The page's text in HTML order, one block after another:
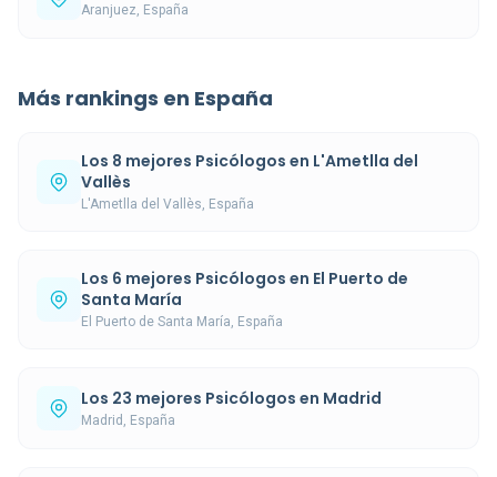
Aranjuez, España
Más rankings en España
Los 8 mejores Psicólogos en L'Ametlla del
Vallès
L'Ametlla del Vallès, España
Los 6 mejores Psicólogos en El Puerto de
Santa María
El Puerto de Santa María, España
Los 23 mejores Psicólogos en Madrid
Madrid, España